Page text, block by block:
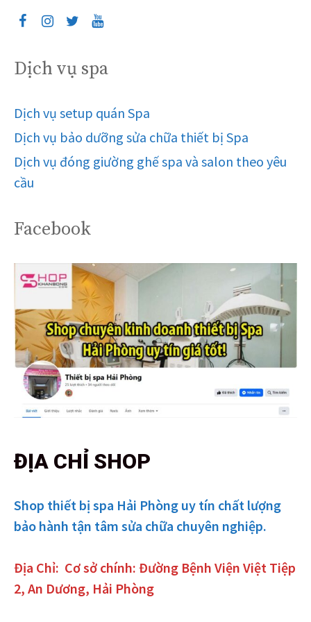
Dịch vụ spa
Dịch vụ setup quán Spa
Dịch vụ bảo dưỡng sửa chữa thiết bị Spa
Dịch vụ đóng giường ghế spa và salon theo yêu
cầu
Facebook
ĐỊA CHỈ SHOP
Shop thiết bị spa Hải Phòng uy tín chất lượng
bảo hành tận tâm sửa chữa chuyên nghiệp.
Địa Chỉ: Cơ sở chính: Đường Bệnh Viện Việt Tiệp
2, An Dương, Hải Phòng